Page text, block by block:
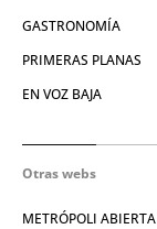
GASTRONOMÍA
PRIMERAS PLANAS
EN VOZ BAJA
Otras webs
METRÓPOLI ABIERTA